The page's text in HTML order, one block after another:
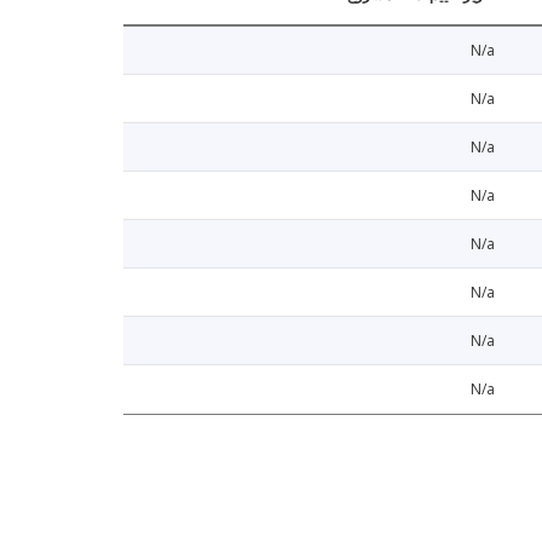
N/a
N/a
N/a
N/a
N/a
N/a
N/a
N/a